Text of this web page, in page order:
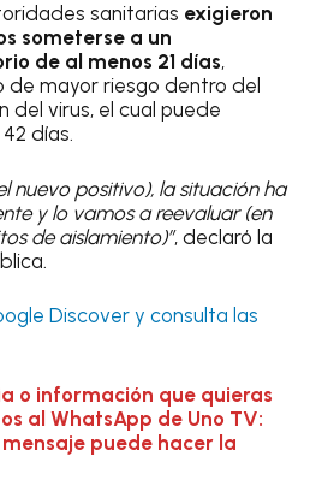
sanitarias exigieron
someterse a un
de al menos 21 días,
mayor riesgo dentro del
del virus, el cual puede
días.
nuevo positivo), la situación ha
y lo vamos a reevaluar (en
de aislamiento)”, declaró la
Discover y consulta las
o información que quieras
al WhatsApp de Uno TV:
mensaje puede hacer la